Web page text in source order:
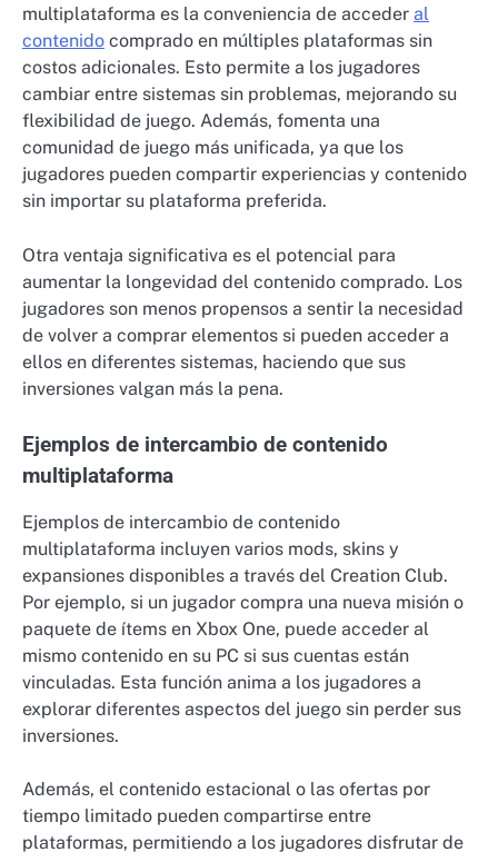
multiplataforma es la conveniencia de acceder al
contenido comprado en múltiples plataformas sin
costos adicionales. Esto permite a los jugadores
cambiar entre sistemas sin problemas, mejorando su
flexibilidad de juego. Además, fomenta una
comunidad de juego más unificada, ya que los
jugadores pueden compartir experiencias y contenido
sin importar su plataforma preferida.
Otra ventaja significativa es el potencial para
aumentar la longevidad del contenido comprado. Los
jugadores son menos propensos a sentir la necesidad
de volver a comprar elementos si pueden acceder a
ellos en diferentes sistemas, haciendo que sus
inversiones valgan más la pena.
Ejemplos de intercambio de contenido
multiplataforma
Ejemplos de intercambio de contenido
multiplataforma incluyen varios mods, skins y
expansiones disponibles a través del Creation Club.
Por ejemplo, si un jugador compra una nueva misión o
paquete de ítems en Xbox One, puede acceder al
mismo contenido en su PC si sus cuentas están
vinculadas. Esta función anima a los jugadores a
explorar diferentes aspectos del juego sin perder sus
inversiones.
Además, el contenido estacional o las ofertas por
tiempo limitado pueden compartirse entre
plataformas, permitiendo a los jugadores disfrutar de